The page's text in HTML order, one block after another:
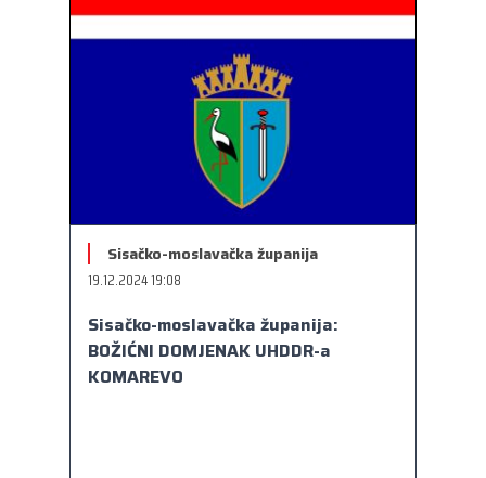
Sisačko-moslavačka županija
19.12.2024 19:08
Sisačko-moslavačka županija:
BOŽIĆNI DOMJENAK UHDDR-a
KOMAREVO